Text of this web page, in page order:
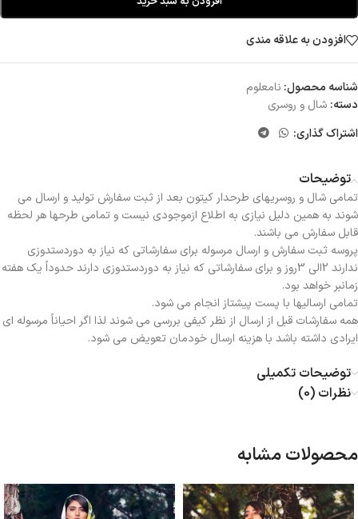
افزودن به علاقه مندی
شناسه محصول: نامعلوم
دسته: شال و روسری
اشتراک گذاری:
توضیحات
تمامی شال و روسریهای طرحدار کیتون بعد از ثبت سفارش تولید و ارسال می
شوند به همین دلیل نیازی به اطلاع ازموجودی نیست و تمامی طرحها هر لحظه
قابل سفارش می باشند.
پروسه ثبت سفارش و ارسال مرسوله برای سفارشاتی که نیاز به دوردستدوزی
ندارند 2الی 3روز و برای سفارشاتی که نیاز به دوردستدوزی دارند حدوداً یک هفته
زمانبر خواهد بود.
تمامی ارسالیها با پست پیشتاز انجام می شود.
همه سفارشات قبل از ارسال از نظر کیفی بررسی می شوند لذا اگر احیاناً مرسوله ای
ایرادی داشته باشد با هزینه ارسال خودمان تعویض می شود.
توضیحات تکمیلی
نظرات (0)
محصولات مشابه